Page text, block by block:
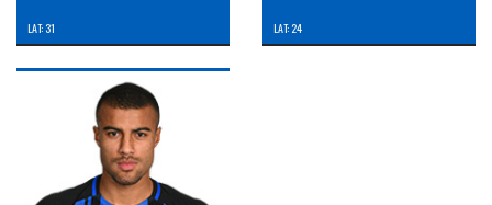
LAT: 31 LAT: 24